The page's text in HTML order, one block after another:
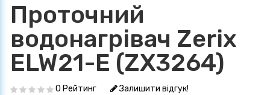
Проточний
водонагрівач Zerix
ELW21-E (ZX3264)
0 Рейтинг Залишити відгук!